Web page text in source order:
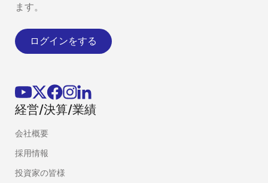
ます。
ログインをする
経営/決算/業績
会社概要
採用情報
投資家の皆様